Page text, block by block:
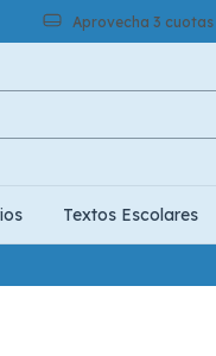
Aprovecha 3 cuotas
Textos Escolares